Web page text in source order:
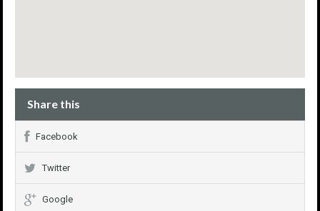
Share this
Facebook
Twitter
Google